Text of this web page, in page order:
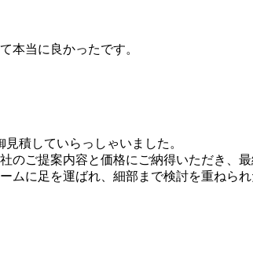
本当に良かったです。
積していらっしゃいました。
ご提案内容と価格にご納得いただき、最
ムに足を運ばれ、細部まで検討を重ねら